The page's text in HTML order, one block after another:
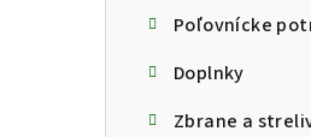
Poľovnícke
Doplnky
Zbrane a